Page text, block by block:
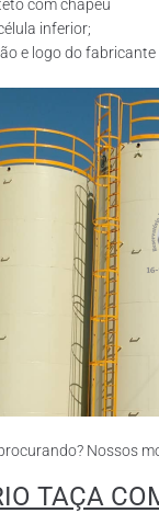
com chapéu
inferior;
e logo do fabricante
Nossos
TAÇA